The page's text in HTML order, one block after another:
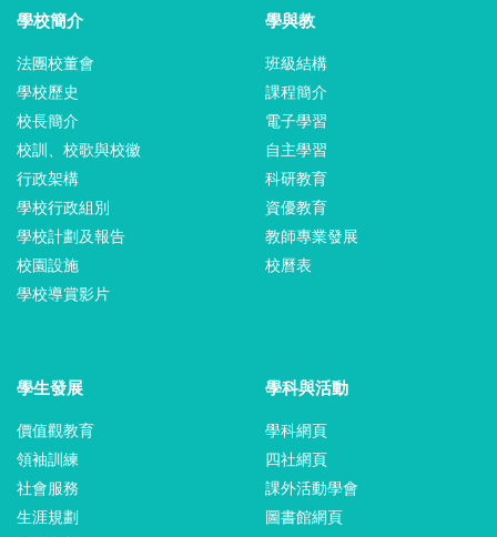
學校簡介
法團校董會
學校歷史
校長簡介
校訓、校歌與校徽
行政架構
學校行政組別
學校計劃及報告
校園設施
學校導賞影片
學與教
班級結構
課程簡介
電子學習
自主學習
科研教育
資優教育
教師專業發展
校曆表
學生發展
價值觀教育
領袖訓練
社會服務
生涯規劃
學科與活動
學科網頁
四社網頁
課外活動學會
圖書館網頁